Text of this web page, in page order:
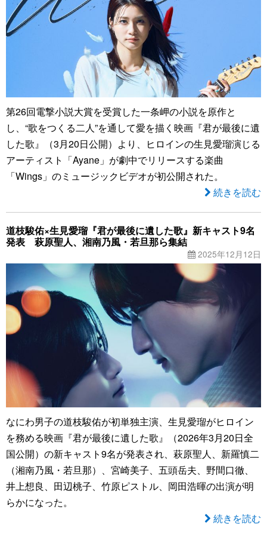
第26回電撃小説大賞を受賞した一条岬の小説を原作と
し、“歌をつくる二人”を通して愛を描く映画『君が最後に遺
した歌』（3月20日公開）より、ヒロインの生見愛瑠演じる
アーティスト「Ayane」が劇中でリリースする楽曲
「Wings」のミュージックビデオが初公開された。
続きを読む
道枝駿佑×生見愛瑠『君が最後に遺した歌』新キャスト9名
発表 萩原聖人、湘南乃風・若旦那ら集結
2025年12月12日
なにわ男子の道枝駿佑が初単独主演、生見愛瑠がヒロイン
を務める映画『君が最後に遺した歌』（2026年3月20日全
国公開）の新キャスト9名が発表され、萩原聖人、新羅慎二
（湘南乃風・若旦那）、宮崎美子、五頭岳夫、野間口徹、
井上想良、田辺桃子、竹原ピストル、岡田浩暉の出演が明
らかになった。
続きを読む